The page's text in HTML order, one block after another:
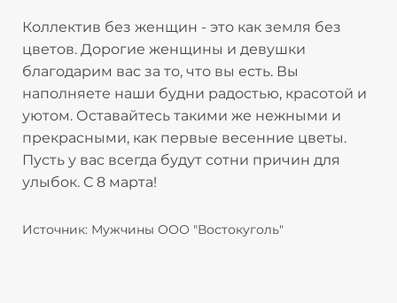
Коллектив без женщин - это как земля без
цветов. Дорогие женщины и девушки
благодарим вас за то, что вы есть. Вы
наполняете наши будни радостью, красотой и
уютом. Оставайтесь такими же нежными и
прекрасными, как первые весенние цветы.
Пусть у вас всегда будут сотни причин для
улыбок. С 8 марта!
Источник: Мужчины ООО "Востокуголь"